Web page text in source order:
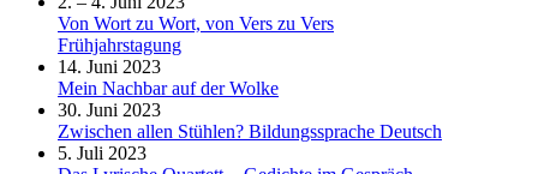
Von Wort zu Wort, von Vers zu Vers
Frühjahrstagung
14. Juni 2023
Mein Nachbar auf der Wolke
30. Juni 2023
Zwischen allen Stühlen? Bildungssprache Deutsch
5. Juli 2023